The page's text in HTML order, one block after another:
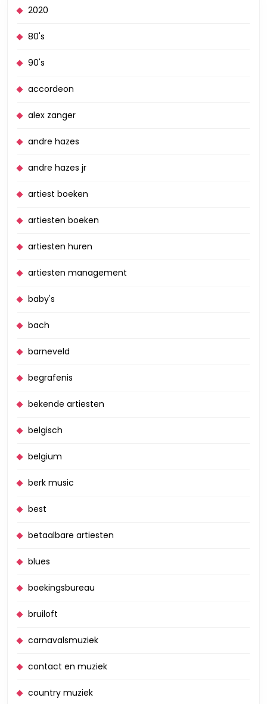
2020
80's
90's
accordeon
alex zanger
andre hazes
andre hazes jr
artiest boeken
artiesten boeken
artiesten huren
artiesten management
baby's
bach
barneveld
begrafenis
bekende artiesten
belgisch
belgium
berk music
best
betaalbare artiesten
blues
boekingsbureau
bruiloft
carnavalsmuziek
contact en muziek
country muziek